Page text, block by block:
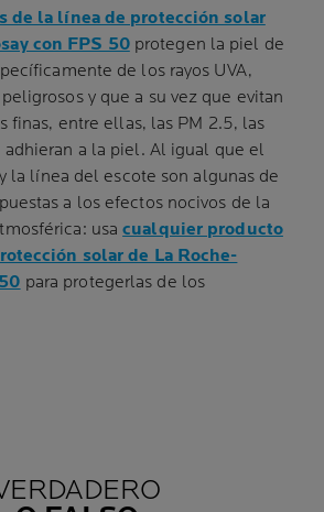
de la línea de protección solar
con FPS 50protegen la piel de
de los rayos UVA,
y que a su vez que evitan
finas, entre ellas, las PM 2.5, las
adhieran a la piel. Al igual que el
la línea del escote son algunas de
a los efectos nocivos de la
usacualquier producto
solar de La Roche-
para protegerlas de los